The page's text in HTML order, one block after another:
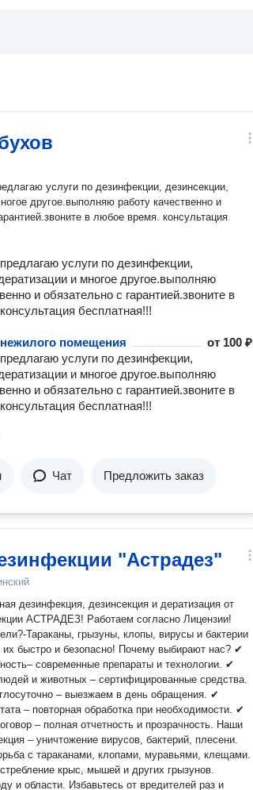
услуги по дезинфекции, дезинсекции,
другое.выполняю работу качественно и
в любое время. консультация
услуги по дезинфекции,
и многое другое.выполняю
и обязательно с гарантией.звоните в
бесплатная!!!
помещения от 100 ₽
услуги по дезинфекции,
и многое другое.выполняю
и обязательно с гарантией.звоните в
бесплатная!!!
Чат Предложить заказ
"Астрадез"
дезинфекция, дезинсекция и дератизация от
АСТРАДЕЗ! Работаем согласно Лицензии!
Тараканы, грызуны, клопы, вирусы и бактерии
безопасно! Почему выбирают нас? ✔
современные препараты и технологии. ✔
и животных – сертифицированные средства.
– выезжаем в день обращения. ✔
– повторная обработка при необходимости. ✔
– полная отчетность и прозрачность. Наши
с тараканами, клопами, муравьями, клещами.
крыс, мышей и других грызунов.
от вредителей раз и